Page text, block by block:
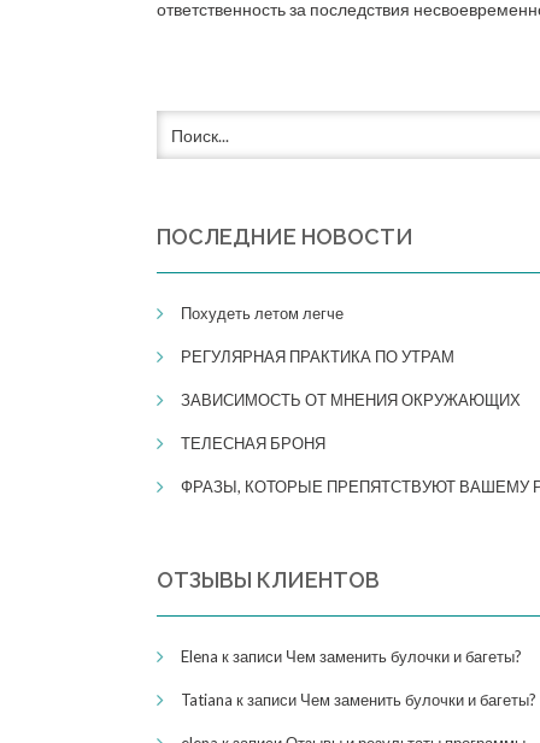
ответственность за последствия
ПОСЛЕДНИЕ НОВОСТИ
Похудеть летом легче
РЕГУЛЯРНАЯ ПРАКТИКА ПО УТРАМ
​​ЗАВИСИМОСТЬ ОТ МНЕНИЯ ОКРУЖАЮЩИХ
ТЕЛЕСНАЯ БРОНЯ
ФРАЗЫ, КОТОРЫЕ ПРЕПЯТСТВУЮТ ВАШЕМУ
ОТЗЫВЫ КЛИЕНТОВ
Elena к записи Чем заменить булочки и багеты?
Tatiana к записи Чем заменить булочки и багеты?